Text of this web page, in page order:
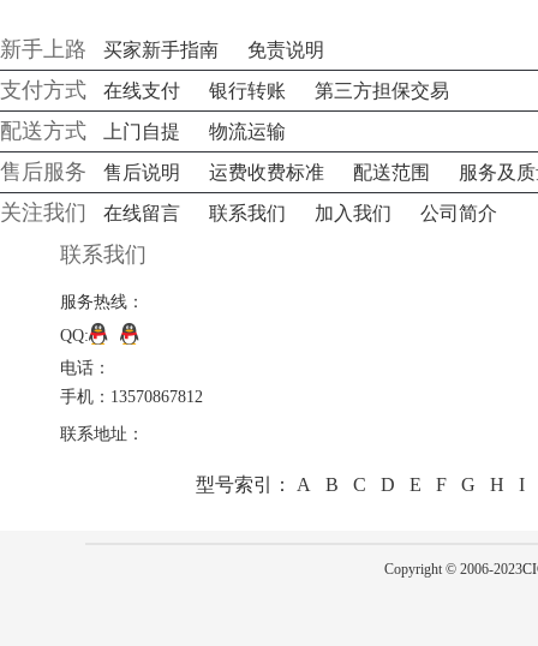
新手上路 买家新手指南 免责说明
支付方式 在线支付 银行转账 第三方担保交易
配送方式 上门自提 物流运输
售后服务 售后说明 运费收费标准 配送范围 服务及
关注我们 在线留言 联系我们 加入我们 公司简介
联系我们
服务热线：
QQ:
电话：
手机：13570867812
联系地址：
型号索引： A B C D E F G H I
Copyright © 2006-2023